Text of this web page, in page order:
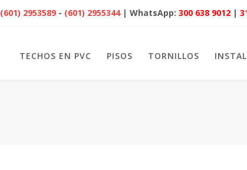
(601) 2953589 - (601) 2955344 | WhatsApp:300 638 9012 |
TECHOS EN PVC PISOS TORNILLOS